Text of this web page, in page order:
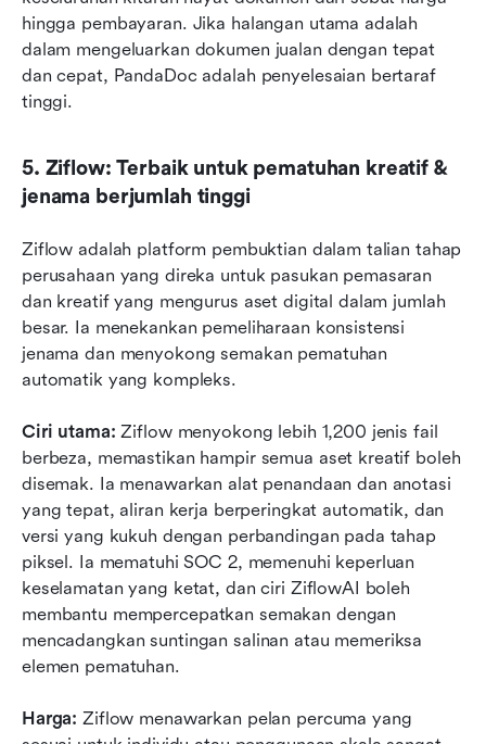
hingga pembayaran. Jika halangan utama adalah
dalam mengeluarkan dokumen jualan dengan tepat
dan cepat, PandaDoc adalah penyelesaian bertaraf
tinggi.
5. Ziflow: Terbaik untuk pematuhan kreatif &
jenama berjumlah tinggi
Ziflow adalah platform pembuktian dalam talian tahap
perusahaan yang direka untuk pasukan pemasaran
dan kreatif yang mengurus aset digital dalam jumlah
besar. Ia menekankan pemeliharaan konsistensi
jenama dan menyokong semakan pematuhan
automatik yang kompleks.
Ciri utama: Ziflow menyokong lebih 1,200 jenis fail
berbeza, memastikan hampir semua aset kreatif boleh
disemak. Ia menawarkan alat penandaan dan anotasi
yang tepat, aliran kerja berperingkat automatik, dan
versi yang kukuh dengan perbandingan pada tahap
piksel. Ia mematuhi SOC 2, memenuhi keperluan
keselamatan yang ketat, dan ciri ZiflowAI boleh
membantu mempercepatkan semakan dengan
mencadangkan suntingan salinan atau memeriksa
elemen pematuhan.
Harga: Ziflow menawarkan pelan percuma yang